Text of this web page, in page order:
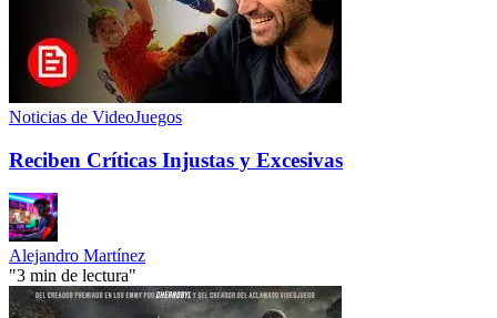
Noticias de VideoJuegos
Reciben Críticas Injustas y Excesivas
Alejandro Martínez
"3 min de lectura"